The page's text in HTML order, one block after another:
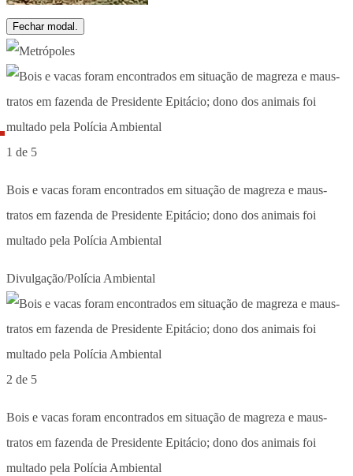
Fechar modal.
1 de 5
Bois e vacas foram encontrados em situação de magreza e maus-
tratos em fazenda de Presidente Epitácio; dono dos animais foi
multado pela Polícia Ambiental
Divulgação/Polícia Ambiental
2 de 5
Bois e vacas foram encontrados em situação de magreza e maus-
tratos em fazenda de Presidente Epitácio; dono dos animais foi
multado pela Polícia Ambiental